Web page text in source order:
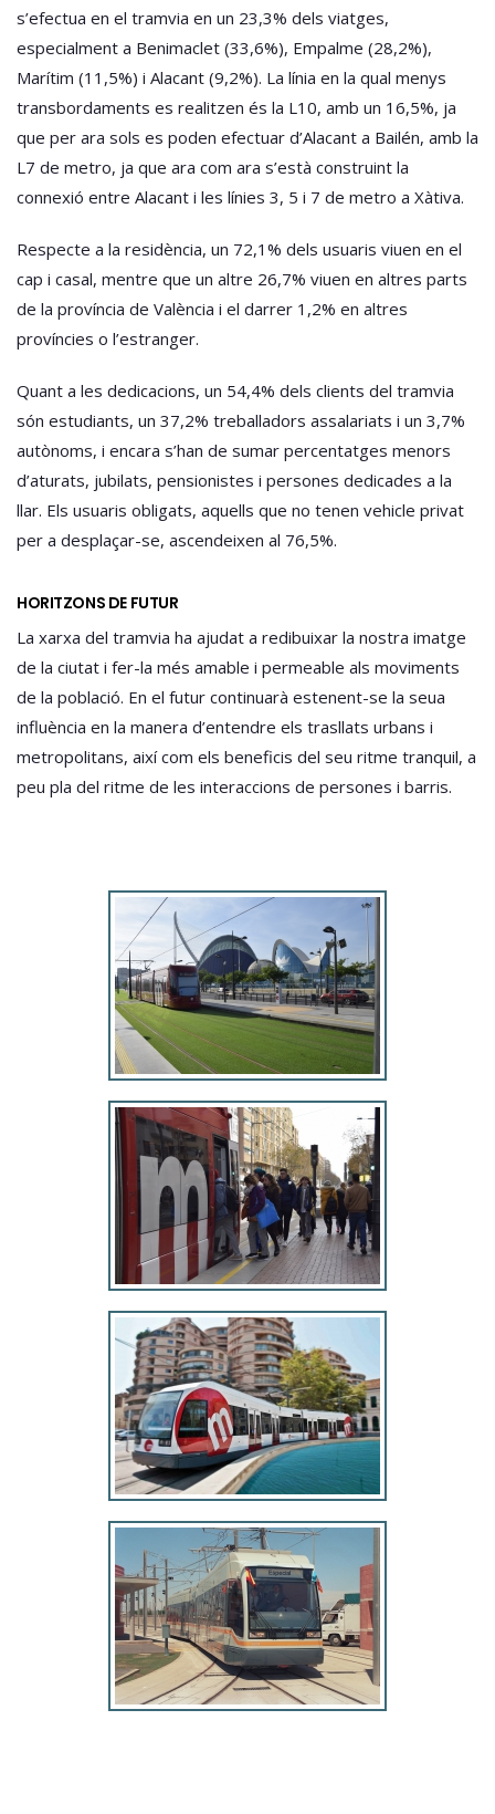
s’efectua en el tramvia en un 23,3% dels viatges,
especialment a Benimaclet (33,6%), Empalme (28,2%),
Marítim (11,5%) i Alacant (9,2%). La línia en la qual menys
transbordaments es realitzen és la L10, amb un 16,5%, ja
que per ara sols es poden efectuar d’Alacant a Bailén, amb la
L7 de metro, ja que ara com ara s’està construint la
connexió entre Alacant i les línies 3, 5 i 7 de metro a Xàtiva.
Respecte a la residència, un 72,1% dels usuaris viuen en el
cap i casal, mentre que un altre 26,7% viuen en altres parts
de la província de València i el darrer 1,2% en altres
províncies o l’estranger.
Quant a les dedicacions, un 54,4% dels clients del tramvia
són estudiants, un 37,2% treballadors assalariats i un 3,7%
autònoms, i encara s’han de sumar percentatges menors
d’aturats, jubilats, pensionistes i persones dedicades a la
llar. Els usuaris obligats, aquells que no tenen vehicle privat
per a desplaçar-se, ascendeixen al 76,5%.
HORITZONS DE FUTUR
La xarxa del tramvia ha ajudat a redibuixar la nostra imatge
de la ciutat i fer-la més amable i permeable als moviments
de la població. En el futur continuarà estenent-se la seua
influència en la manera d’entendre els trasllats urbans i
metropolitans, així com els beneficis del seu ritme tranquil, a
peu pla del ritme de les interaccions de persones i barris.